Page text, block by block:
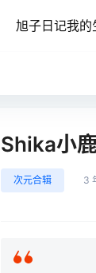
旭子日记我的
Shika小
次元合辑 3